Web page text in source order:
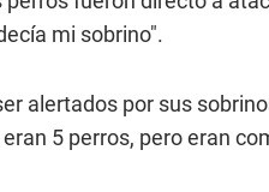
mi sobrino".
alertados por sus
5 perros, pero eran